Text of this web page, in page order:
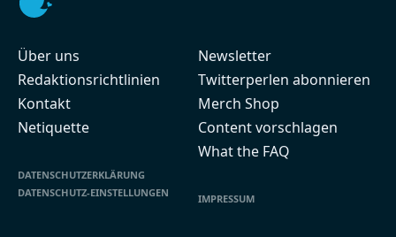
Über uns
Redaktionsrichtlinien
Kontakt
Netiquette
DATENSCHUTZERKLÄRUNG
DATENSCHUTZ-EINSTELLUNGEN
Newsletter
Twitterperlen abonnieren
Merch Shop
Content vorschlagen
What the FAQ
IMPRESSUM